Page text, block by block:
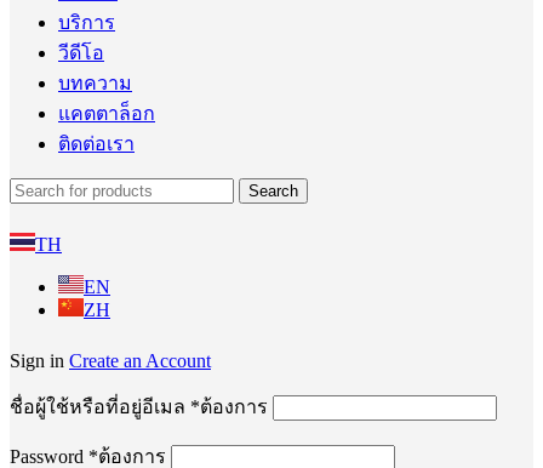
บริการ
วีดีโอ
บทความ
แคตตาล็อก
ติดต่อเรา
Search
TH
EN
ZH
Sign in Create an Account
ชื่อผู้ใช้หรือที่อยู่อีเมล *ต้องการ
Password *ต้องการ